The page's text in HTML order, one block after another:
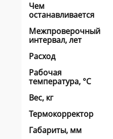
Чем
останавливается
Межпроверочный
интервал, лет
Расход
Рабочая
температура, °C
Вес, кг
Термокорректор
Габариты, мм